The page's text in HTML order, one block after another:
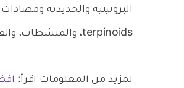
البروتينية والحديدية
terpinoids، والمنشطات، و
لمزيد من المعلومات اقرأ: